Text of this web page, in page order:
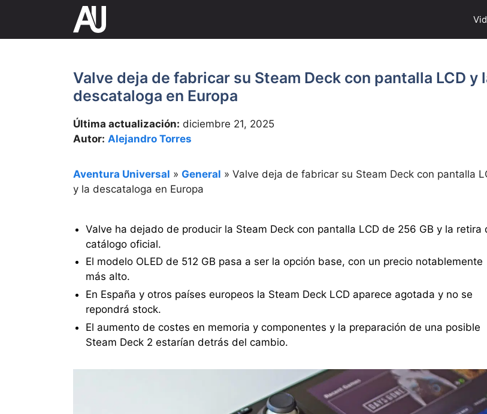
contenido
Valve deja de fabricar su Steam Deck con pantalla LCD y
descataloga en Europa
Última actualización: diciembre 21, 2025
Autor: Alejandro Torres
Aventura Universal » General » Valve deja de fabricar su Steam Deck con pantalla
y la descataloga en Europa
Valve ha dejado de producir la Steam Deck con pantalla LCD de 256 GB y la retira
catálogo oficial.
El modelo OLED de 512 GB pasa a ser la opción base, con un precio notablemente
más alto.
En España y otros países europeos la Steam Deck LCD aparece agotada y no se
repondrá stock.
El aumento de costes en memoria y componentes y la preparación de una posible
Steam Deck 2 estarían detrás del cambio.